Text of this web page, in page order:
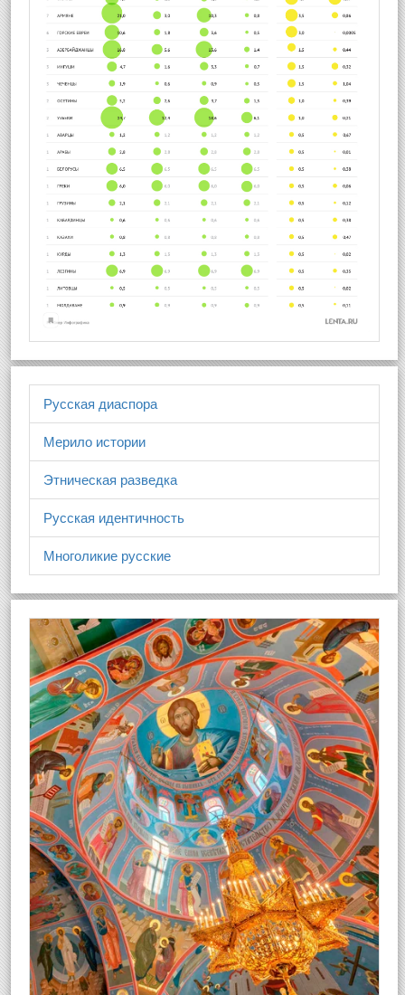
Русская диаспора
Мерило истории
Этническая разведка
Русская идентичность
Многоликие русские